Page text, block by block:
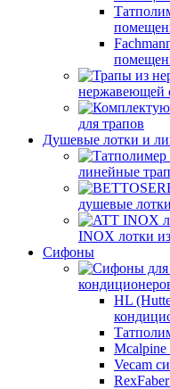
нержавеющей
для трапов
Душевые лотки и
линейные
душевые лотки
INOX лотки
Сифоны
HL
Vecam